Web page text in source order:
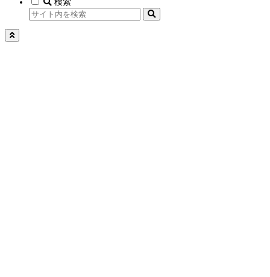
検索